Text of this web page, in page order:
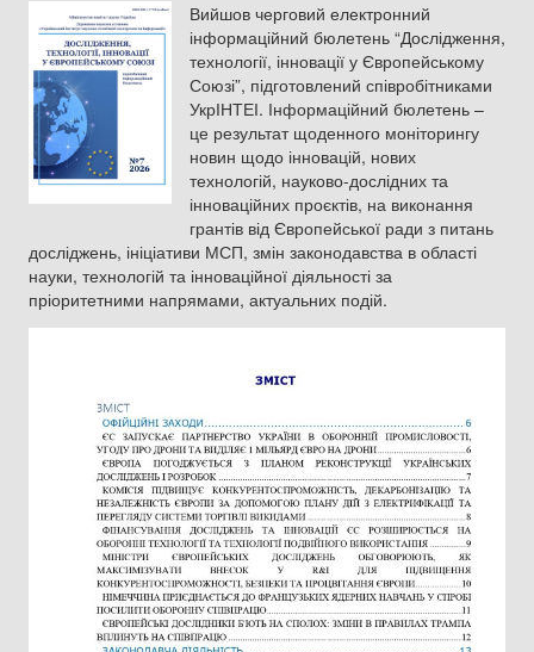
Вийшов черговий електронний
інформаційний бюлетень “Дослідження,
технології, інновації у Європейському
Союзі”, підготовлений співробітниками
УкрІНТЕІ. Інформаційний бюлетень –
це результат щоденного моніторингу
новин щодо інновацій, нових
технологій, науково-дослідних та
інноваційних проєктів, на виконання
грантів від Європейської ради з питань
досліджень, ініціативи МСП, змін законодавства в області
науки, технологій та інноваційної діяльності за
пріоритетними напрямами, актуальних подій.